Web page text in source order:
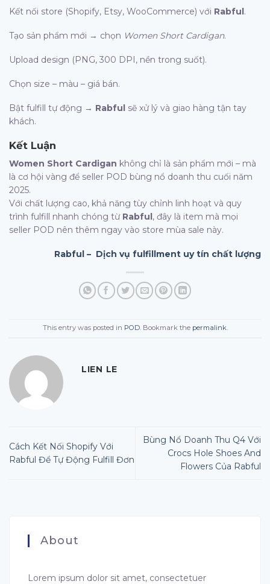
Kết nối store (Shopify, Etsy, WooCommerce) với Rabful.
Tạo sản phẩm mới → chọn Women Short Cardigan.
Upload design (PNG, 300 DPI, nền trong suốt).
Chọn size – màu – giá bán.
Bật fulfill tự động → Rabful sẽ xử lý và giao hàng tận tay
khách.
Kết Luận
Women Short Cardigan không chỉ là sản phẩm mới – mà
là cơ hội vàng để seller POD bùng nổ doanh thu cuối năm
2025.
Với chất lượng cao, khả năng tùy chỉnh linh hoạt và quy
trình fulfill nhanh chóng từ Rabful, đây là item mà mọi
seller POD nên thêm ngay vào store mùa sale này.
Rabful – Dịch vụ fulfillment uy tín chất lượng
This entry was posted in POD. Bookmark the permalink.
LIEN LE
Cách Kết Nối Shopify Với
Rabful Để Tự Động Fulfill Đơn
Bùng Nổ Doanh Thu Q4 Với
Crocs Hole Shoes And
Flowers Của Rabful
About
Lorem ipsum dolor sit amet, consectetuer